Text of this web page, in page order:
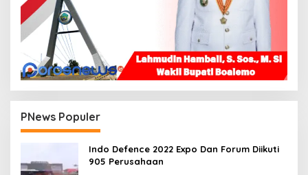
PNews Populer
Indo Defence 2022 Expo Dan Forum Diikuti
905 Perusahaan